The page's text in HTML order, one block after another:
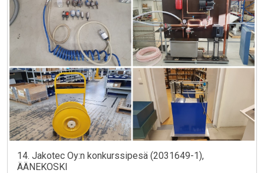
14. Jakotec Oy:n konkurssipesä (2031649-1),
ÄÄNEKOSKI